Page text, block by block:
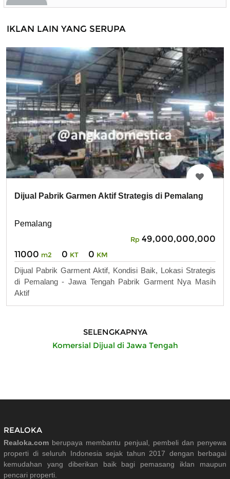
IKLAN LAIN YANG SERUPA
Dijual Pabrik Garmen Aktif Strategis di Pemalang
Pemalang
Rp 49,000,000,000
11000 m2 0 KT 0 KM
Dijual Pabrik Garment Aktif, Kondisi Baik, Lokasi Strategis
di Pemalang - Jawa Tengah Pabrik Garment Nya Masih
Aktif
SELENGKAPNYA
Komersial Dijual di Jawa Tengah
REALOKA
Realoka.com berupaya membantu penjual, pembeli dan penyewa
properti di seluruh Indonesia sejak tahun 2017 dengan berbagai
kemudahan yang diberikan baik bagi pemasang iklan maupun
pencari properti.